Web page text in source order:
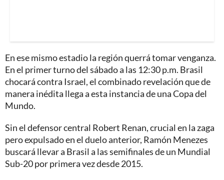
En ese mismo estadio la región querrá tomar venganza.
En el primer turno del sábado a las 12:30 p.m. Brasil
chocará contra Israel, el combinado revelación que de
manera inédita llega a esta instancia de una Copa del
Mundo.
Sin el defensor central Robert Renan, crucial en la zaga
pero expulsado en el duelo anterior, Ramón Menezes
buscará llevar a Brasil a las semifinales de un Mundial
Sub-20 por primera vez desde 2015.